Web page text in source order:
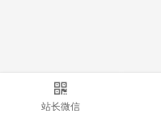
站长微信